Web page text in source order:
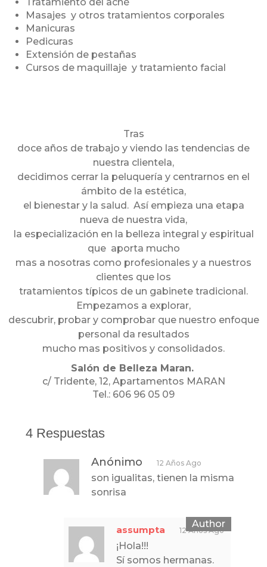
Masajes y otros tratamientos corporales
Manicuras
Pedicuras
Extensión de pestañas
Cursos de maquillaje y tratamiento facial
Tras
doce años de trabajo y viendo las tendencias de
nuestra clientela,
decidimos cerrar la peluquería y centrarnos en el
ámbito de la estética,
el bienestar y la salud. Así empieza una etapa
nueva de nuestra vida,
la especialización en la belleza integral y espiritual
que aporta mucho
mas a nosotras como profesionales y a nuestros
clientes que los
tratamientos típicos de un gabinete tradicional.
Empezamos a explorar,
descubrir, probar y comprobar que nuestro enfoque
personal da resultados
mucho mas positivos y consolidados.
Salón de Belleza Maran.
c/ Tridente, 12, Apartamentos MARAN
Tel.: 606 96 05 09
4 Respuestas
Anónimo 12 Años Ago
son igualitas, tienen la misma
sonrisa
assumpta 12 Años Ago
¡Hola!!!
Sí somos hermanas.